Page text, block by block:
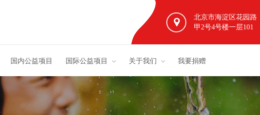
北京市海淀区花园路
甲2号4号楼一层101
国内公益项目 国际公益项目 关于我们 我要捐赠